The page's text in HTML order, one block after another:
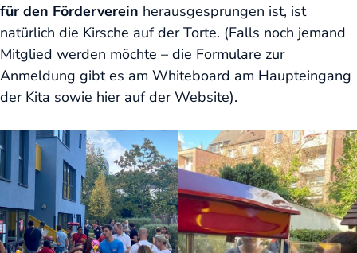
für den Förderverein herausgesprungen ist, ist
natürlich die Kirsche auf der Torte. (Falls noch jemand
Mitglied werden möchte – die Formulare zur
Anmeldung gibt es am Whiteboard am Haupteingang
der Kita sowie hier auf der Website).